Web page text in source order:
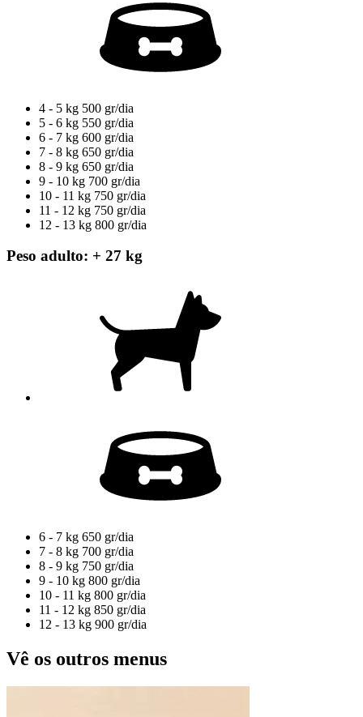
4 - 5 kg 500 gr/dia
5 - 6 kg 550 gr/dia
6 - 7 kg 600 gr/dia
7 - 8 kg 650 gr/dia
8 - 9 kg 650 gr/dia
9 - 10 kg 700 gr/dia
10 - 11 kg 750 gr/dia
11 - 12 kg 750 gr/dia
12 - 13 kg 800 gr/dia
Peso adulto: + 27 kg
6 - 7 kg 650 gr/dia
7 - 8 kg 700 gr/dia
8 - 9 kg 750 gr/dia
9 - 10 kg 800 gr/dia
10 - 11 kg 800 gr/dia
11 - 12 kg 850 gr/dia
12 - 13 kg 900 gr/dia
Vê os outros menus